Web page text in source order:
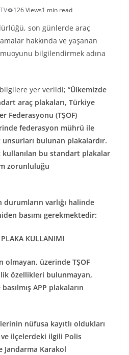
126 Views1 min read
son günlerde araç
hakkında ve yaşanan
bilgilendirmek adına
yer verildi; “Ülkemizde
araç plakaları, Türkiye
Federasyonu (TŞOF)
federasyon mührü ile
bulunan plakalardır.
bu standart plakalar
zorunluluğu
varlığı halinde
basımı gerekmektedir:
KULLANIMI
üzerinde TŞOF
özellikleri bulunmayan,
APP plakaların
nüfusa kayıtlı oldukları
ilçelerdeki ilgili Polis
Jandarma Karakol